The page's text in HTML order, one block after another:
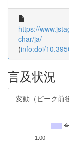
https://
char/ja/
(info:doi/
言及状況
変動（ピーク前
1.00